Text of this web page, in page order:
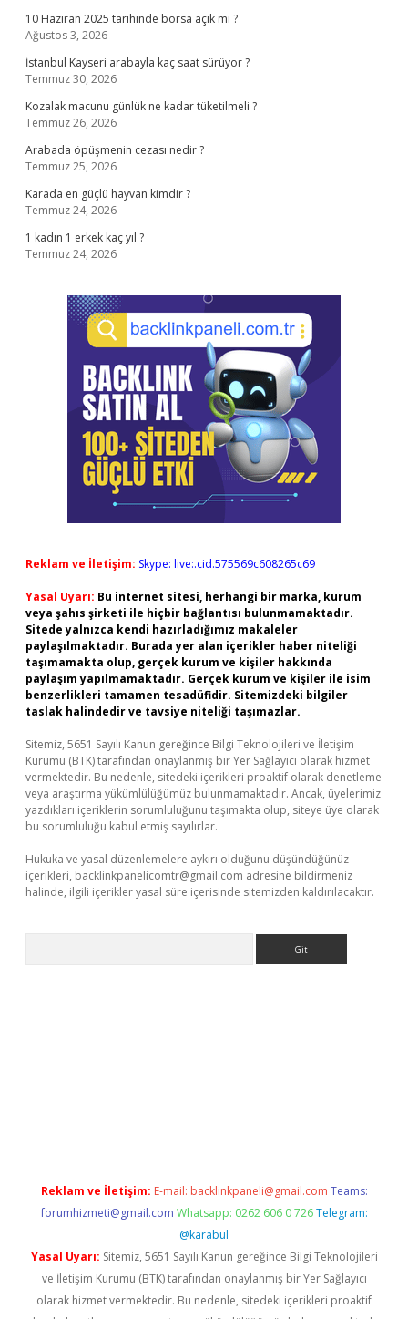
10 Haziran 2025 tarihinde borsa açık mı ?
Ağustos 3, 2026
İstanbul Kayseri arabayla kaç saat sürüyor ?
Temmuz 30, 2026
Kozalak macunu günlük ne kadar tüketilmeli ?
Temmuz 26, 2026
Arabada öpüşmenin cezası nedir ?
Temmuz 25, 2026
Karada en güçlü hayvan kimdir ?
Temmuz 24, 2026
1 kadın 1 erkek kaç yıl ?
Temmuz 24, 2026
Reklam ve İletişim: Skype: live:.cid.575569c608265c69
Yasal Uyarı: Bu internet sitesi, herhangi bir marka, kurum
veya şahıs şirketi ile hiçbir bağlantısı bulunmamaktadır.
Sitede yalnızca kendi hazırladığımız makaleler
paylaşılmaktadır. Burada yer alan içerikler haber niteliği
taşımamakta olup, gerçek kurum ve kişiler hakkında
paylaşım yapılmamaktadır. Gerçek kurum ve kişiler ile isim
benzerlikleri tamamen tesadüfidir. Sitemizdeki bilgiler
taslak halindedir ve tavsiye niteliği taşımazlar.
Sitemiz, 5651 Sayılı Kanun gereğince Bilgi Teknolojileri ve İletişim
Kurumu (BTK) tarafından onaylanmış bir Yer Sağlayıcı olarak hizmet
vermektedir. Bu nedenle, sitedeki içerikleri proaktif olarak denetleme
veya araştırma yükümlülüğümüz bulunmamaktadır. Ancak, üyelerimiz
yazdıkları içeriklerin sorumluluğunu taşımakta olup, siteye üye olarak
bu sorumluluğu kabul etmiş sayılırlar.
Hukuka ve yasal düzenlemelere aykırı olduğunu düşündüğünüz
içerikleri, backlinkpanelicomtr@gmail.com adresine bildirmeniz
halinde, ilgili içerikler yasal süre içerisinde sitemizden kaldırılacaktır.
Reklam ve İletişim: E-mail: backlinkpaneli@gmail.com Teams:
forumhizmeti@gmail.com Whatsapp: 0262 606 0 726 Telegram:
@karabul
Yasal Uyarı: Sitemiz, 5651 Sayılı Kanun gereğince Bilgi Teknolojileri
ve İletişim Kurumu (BTK) tarafından onaylanmış bir Yer Sağlayıcı
olarak hizmet vermektedir. Bu nedenle, sitedeki içerikleri proaktif